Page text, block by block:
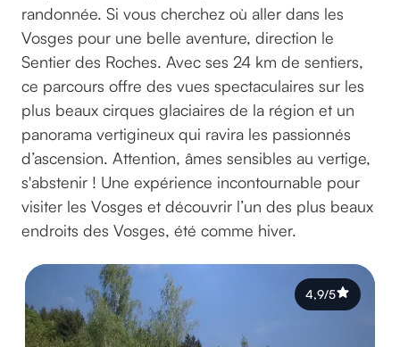
randonnée. Si vous cherchez où aller dans les
Vosges pour une belle aventure, direction le
Sentier des Roches. Avec ses 24 km de sentiers,
ce parcours offre des vues spectaculaires sur les
plus beaux cirques glaciaires de la région et un
panorama vertigineux qui ravira les passionnés
d’ascension. Attention, âmes sensibles au vertige,
s'abstenir ! Une expérience incontournable pour
visiter les Vosges et découvrir l’un des plus beaux
endroits des Vosges, été comme hiver.
4,9/5